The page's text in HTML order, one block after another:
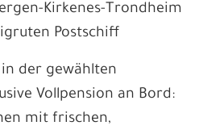
Kirkenes-Trondheim
Postschiff
der gewählten
Vollpension an Bord:
mit frischen,